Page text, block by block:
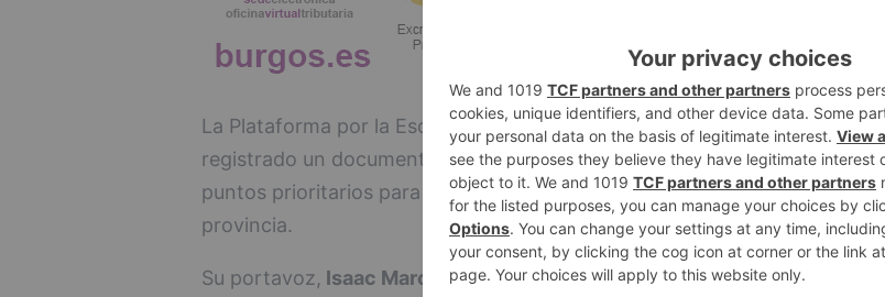
La Plataforma por la Escuela Pública, Laica y Gratuita de Burgos ha
registrado un documento en la Delegación de la Junta en el que señalan
puntos prioritarios para garantizar una Educación Pública de calidad en la
provincia.
Su portavoz, Isaac Marcos Martín, considera que la financiación no es